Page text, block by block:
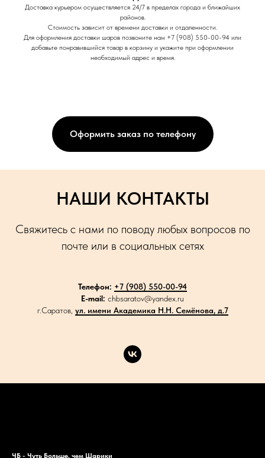
Доставка курьером осуществляется 24/7 в пределах города и ближайших
районов.
Стоимость зависит от времени доставки и отдаленности.
Для оформления доставки шаров позвоните нам +7 (908) 550-00-94 или
добавьте понравившийся товар в корзину и укажите при оформлении
необходимый адрес и время.
Оформить заказ по телефону
НАШИ КОНТАКТЫ
Свяжитесь с нами по поводу любых вопросов по
почте или в социальных сетях
Телефон: +7 (908) 550-00-94
E-mail: chbsaratov@yandex.ru
г.Саратов, ул. имени Академика Н.Н. Семёнова, д.7
ЧБ - Чуть Больше, чем Шарики